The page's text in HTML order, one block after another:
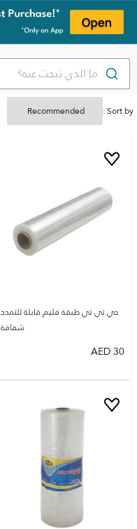
ما الذي تبحث عنه؟
Sort by :
جي تي تي طبقة فليم قابلة للتمدد
شفافة
30
AED